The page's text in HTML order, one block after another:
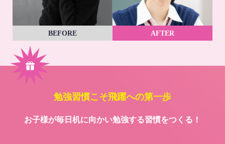
BEFORE AFTER
勉強習慣こそ飛躍への第一歩
お子様が毎日机に向かい勉強する習慣をつくる！